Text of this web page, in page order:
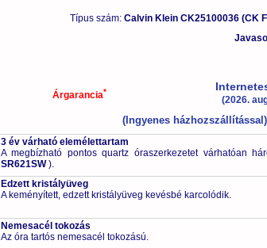
Típus szám: Calvin Klein CK25100036 (CK
Árgarancia*
(2026.
(Ingyenes házhozszállítással)
3 év várható elemélettartam
A megbízható pontos quartz óraszerkezetet várhatóan
SR621SW).
Edzett kristályüveg
A keményített, edzett kristályüveg kevésbé karcolódik.
Nemesacél tokozás
Az óra tartós nemesacél tokozású.